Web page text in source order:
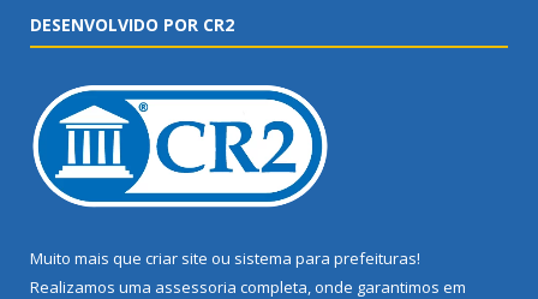
DESENVOLVIDO POR CR2
Muito mais que criar site ou sistema para prefeituras!
Realizamos uma assessoria completa, onde garantimos em